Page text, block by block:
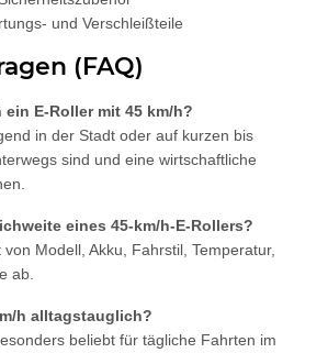
und Verschleißteile
(FAQ)
E-Roller mit 45 km/h?
in der Stadt oder auf kurzen bis
sind und eine wirtschaftliche
eines 45-km/h-E-Rollers?
Modell, Akku, Fahrstil, Temperatur,
ab.
h alltagstauglich?
beliebt für tägliche Fahrten im